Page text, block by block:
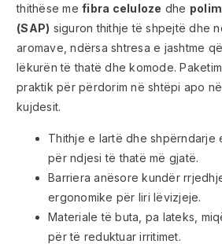
thithëse me fibra celuloze dhe
(SAP) siguron thithje të shpejtë dhe
aromave, ndërsa shtresa e jashtme
lëkurën të thatë dhe komode.
praktik për përdorim në shtëpi apo
kujdesit.
Thithje e lartë dhe shpërndarje
për ndjesi të thatë më gjatë.
Barriera anësore kundër
ergonomike për liri lëvizjeje.
Materiale të buta, pa lateks,
për të reduktuar irritimet.